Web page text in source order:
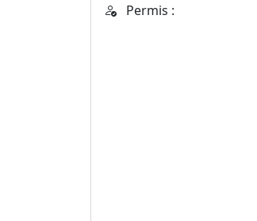
Permis :